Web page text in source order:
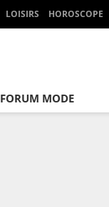
LOISIRS HOROSCOPE
FORUM MODE